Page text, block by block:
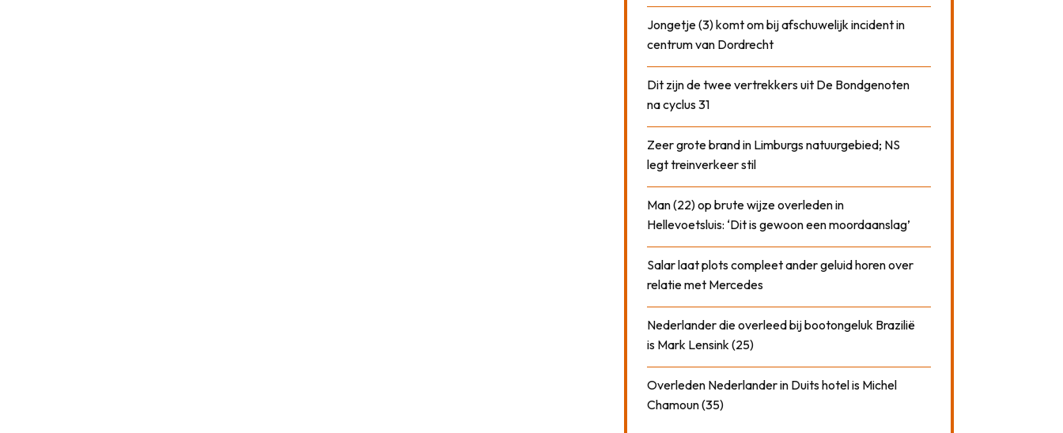
Jongetje (3) komt om bij afschuwelijk incident in
centrum van Dordrecht
Dit zijn de twee vertrekkers uit De Bondgenoten
na cyclus 31
Zeer grote brand in Limburgs natuurgebied; NS
legt treinverkeer stil
Man (22) op brute wijze overleden in
Hellevoetsluis: ‘Dit is gewoon een moordaanslag’
Salar laat plots compleet ander geluid horen over
relatie met Mercedes
Nederlander die overleed bij bootongeluk Brazilië
is Mark Lensink (25)
Overleden Nederlander in Duits hotel is Michel
Chamoun (35)